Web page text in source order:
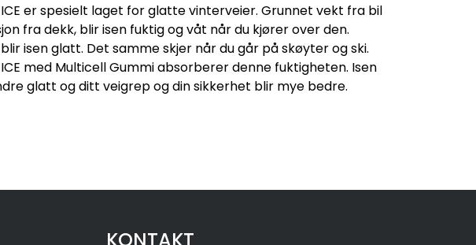
ICE er spesielt laget for glatte vinterveier. Grunnet vekt fra bil
fra dekk, blir isen fuktig og våt når du kjører over den.
isen glatt. Det samme skjer når du går på skøyter og ski.
ICE med Multicell Gummi absorberer denne fuktigheten. Isen
glatt og ditt veigrep og din sikkerhet blir mye bedre.